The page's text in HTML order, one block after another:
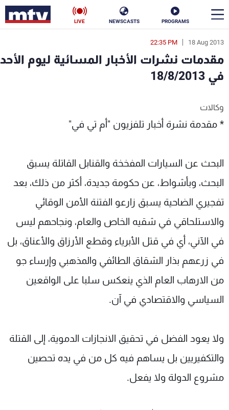
PROGRAMS
NEWSCASTS
LIVE
18 Aug 2013
22:35 PM
مقدمات نشرات الأخبار المسائية ليوم الأحد
في 18/8/2013
وكالات
* مقدمة نشرة أخبار تلفزيون "أم تي في"
البحث عن السيارات المفخخة والقنابل القاتلة يسبق
البحث، وبأشواط، عن حكومة جديدة، أكثر من ذلك، بعد
تفجيري الضاحية يسبق زارعو الفتنة الأمن الوقائي
والاستلحاقي في شقيه الخاص والعام، ونجاحهم ليس
في الآني، أي في قتل الأبرياء وقطع الأرزاق والأعناق، بل
في زرعهم بذار الشقاق الطائفي والمذهبي وإرساء جو
من الارهاب العام الذي ينعكس سلبا على الواقعين
السياسي والاقتصادي في آن.
ولا يعود الفضل في تحقيق الانجازات الدموية، إلى القتلة
والتكفيريين بل يساهم فيه كل من في يده تحصين
مشروع الدولة ولا يفعل.
en
الأخبار
فن
كأس العالم
جدول البرامج
شاهد البرامج
الترددات
عن MTV
الإنـتـاج
وظائف
تواصل معنا